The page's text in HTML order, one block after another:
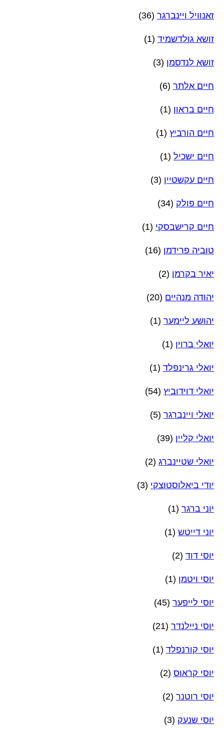
זאנוויל ויינברגר (36)
זושא גולדשמיד (1)
זושא לנדסמן (3)
חיים אלתר (6)
חיים בראון (1)
חיים הורביץ (1)
חיים ישכיל (1)
חיים עקשטיין (3)
חיים פולק (34)
חיים קרישבסקי (1)
טוביה פרידמן (16)
יאיר בקרמן (2)
יהודה מנהיים (20)
יהושע ליימער (1)
יואלי ברוין (1)
יואלי גרינפלד (1)
יואלי דוידוביץ (54)
יואלי ויינברגר (5)
יואלי קליין (39)
יואלי שטיינברג (2)
יודי ביאלוסטוצקי (3)
יוני ברגר (1)
יוני דייטש (1)
יוסי דוד (2)
יוסי ויטמן (1)
יוסי לייפער (45)
יוסי ניילנדר (21)
יוסי קורנפלד (1)
יוסי קראוס (2)
יוסי רוטנר (2)
יוסי שנעק (3)